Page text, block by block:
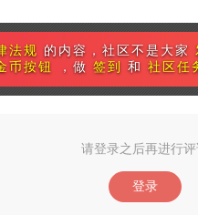
法规 的内容，社区不是大家
币按钮 ，做 签到 和 社区任
请登录之后再进行评
登录